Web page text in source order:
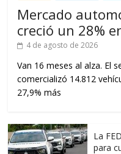
Mercado
creció un 28%
4 de agosto de 2026
Van 16 meses al alza. El
comercializó 14.812
27,9% más
La
para